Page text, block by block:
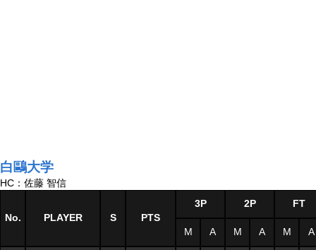
白鷗大学
HC：佐藤 智信
No. PLAYER S PTS
3P 2P FT
M A M A M A